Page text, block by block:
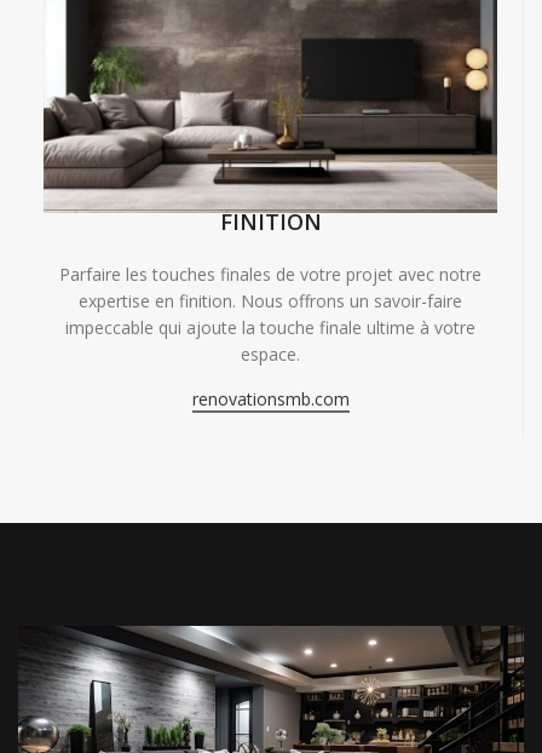
FINITION
Parfaire les touches finales de votre projet avec notre
expertise en finition. Nous offrons un savoir-faire
impeccable qui ajoute la touche finale ultime à votre
espace.
renovationsmb.com